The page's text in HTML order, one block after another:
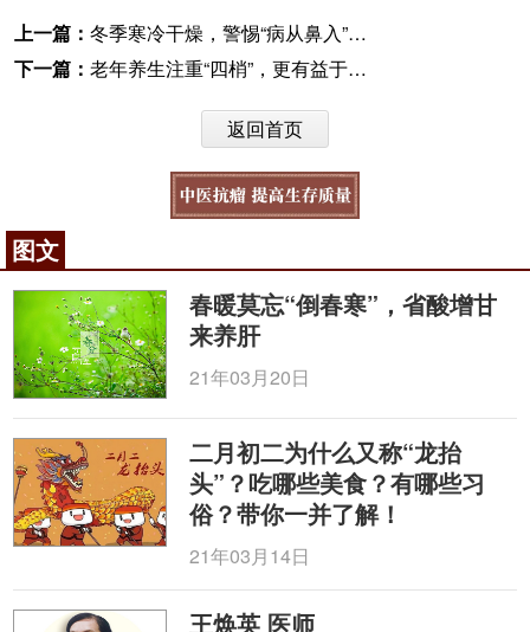
上一篇： 冬季寒冷干燥，警惕“病从鼻入”，日常鼻子保健有6招
下一篇： 老年养生注重“四梢”，更有益于健康长寿
返回首页
图文
春暖莫忘“倒春寒”，省酸增甘
来养肝
21年03月20日
二月初二为什么又称“龙抬
头”？吃哪些美食？有哪些习
俗？带你一并了解！
21年03月14日
王焕英 医师